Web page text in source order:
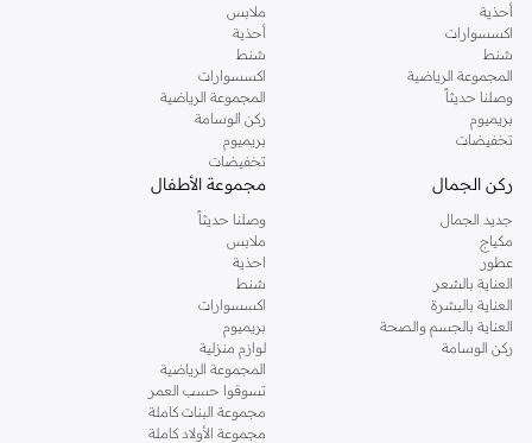
أحذية
اكسسوارات
شنط
المجموعة الرياضية
وصلنا حديثاً
بريميوم
تخفيضات
ملابس
أحذية
شنط
اكسسوارات
المجموعة الرياضية
ركن الوسامة
بريميوم
تخفيضات
ركن الجمال
جديد الجمال
مكياج
عطور
العناية بالشعر
العناية بالبشرة
العناية بالجسم والصحة
ركن الوسامة
مجموعة الأطفال
وصلنا حديثاً
ملابس
احذية
شنط
اكسسوارات
بريميوم
لوازم منزلية
المجموعة الرياضية
تسوقوا حسب العمر
مجموعة البنات كاملة
مجموعة الأولاد كاملة